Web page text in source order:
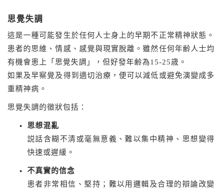
思覺失調
這是一種可能發生於任何人士身上的早期不正常精神狀態。
患者的思維、情感、感覺與現實脫離。雖然任何年齢人士均
有機會患上「思覺失調」，但好發年齢為15-25歳。
如果及早察覺及得到適切治療，便可以減低或避免演變成多
重精神病。
思覺失調的徵狀包括：
思想混亂
説話含糊不清或毫無意義、難以集中精神、思想變得
快速或遲緩。
不真實的信念
患者非常相信、堅持；難以用邏輯及合理的辯論改變